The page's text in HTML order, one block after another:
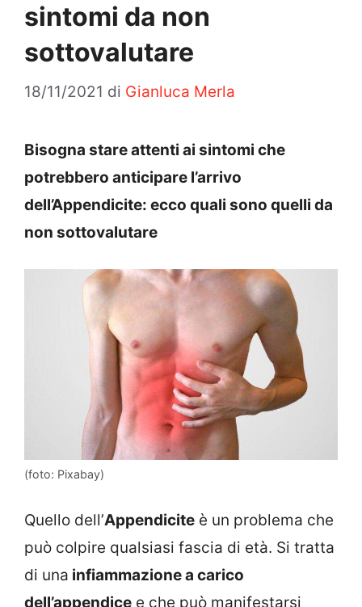
sintomi da non
sottovalutare
18/11/2021 di Gianluca Merla
Bisogna stare attenti ai sintomi che
potrebbero anticipare l’arrivo
dell’Appendicite: ecco quali sono quelli da
non sottovalutare
(foto: Pixabay)
Quello dell’Appendicite è un problema che
può colpire qualsiasi fascia di età. Si tratta
di una infiammazione a carico
dell’appendice e che può manifestarsi